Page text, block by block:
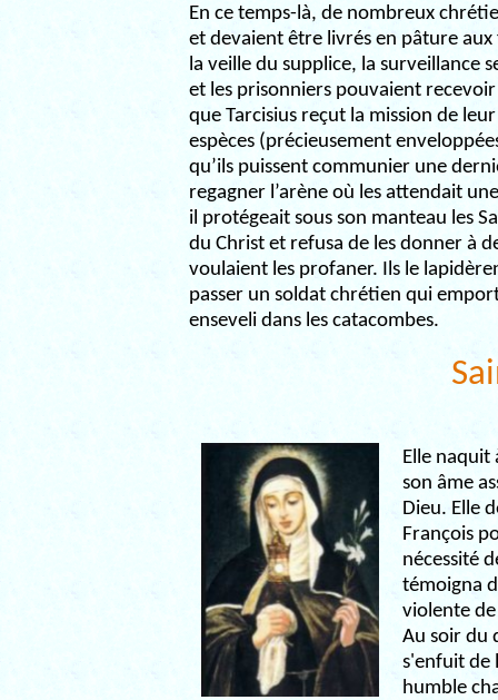
En ce temps-là, de nombreux
et devaient être livrés en pâture aux
la veille du supplice, la surveillance
et les prisonniers pouvaient recevoir
que Tarcisius reçut la mission de
espèces (précieusement
qu’ils puissent communier une
regagner l’arène où les attendait
il protégeait sous son manteau les
du Christ et refusa de les donner à
voulaient les profaner. Ils le
passer un soldat chrétien qui
enseveli dans les catacombes.
Elle naquit
son âme
Dieu. Elle
François
nécessité
témoigna
violente
Au soir du
s'enfuit de
humble